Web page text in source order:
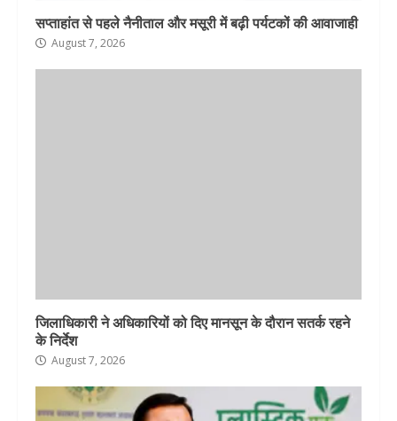
सप्ताहांत से पहले नैनीताल और मसूरी में बढ़ी पर्यटकों की आवाजाही
August 7, 2026
जिलाधिकारी ने अधिकारियों को दिए मानसून के दौरान सतर्क रहने
के निर्देश
August 7, 2026